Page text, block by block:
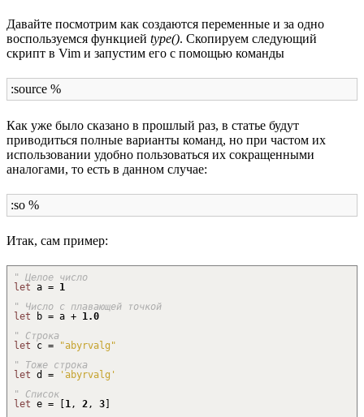
Давайте посмотрим как создаются переменные и за одно
воспользуемся функцией type(). Скопируем следующий
скрипт в Vim и запустим его с помощью команды
:source %
Как уже было сказано в прошлый раз, в статье будут
приводиться полные варианты команд, но при частом их
использовании удобно пользоваться их сокращенными
аналогами, то есть в данном случае:
:so %
Итак, сам пример:
" Целое число
let a = 1
" Число с плавающей точкой
let b = a + 1.0
" Строка
let c =
"abyrvalg"
" Тоже строка
let d =
'abyrvalg'
" Список
let e = 1, 2, 3